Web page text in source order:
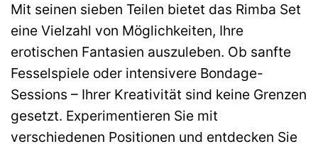
Mit seinen sieben Teilen bietet das Rimba Set
eine Vielzahl von Möglichkeiten, Ihre
erotischen Fantasien auszuleben. Ob sanfte
Fesselspiele oder intensivere Bondage-
Sessions – Ihrer Kreativität sind keine Grenzen
gesetzt. Experimentieren Sie mit
verschiedenen Positionen und entdecken Sie